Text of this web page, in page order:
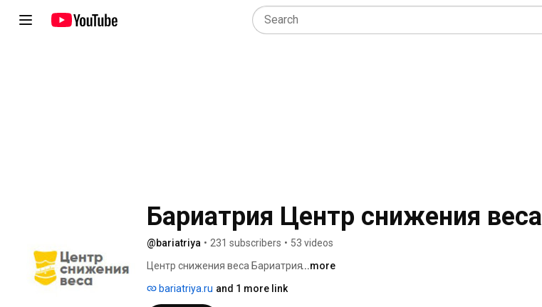
Бариатрия Центр снижения веса
@bariatriya • 231 subscribers • 53 videos
Центр снижения веса Бариатрия ...more
bariatriya.ru and 1 more link